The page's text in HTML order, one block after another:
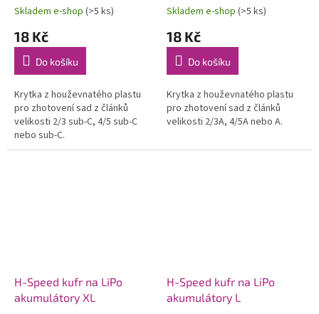
Skladem e-shop (>5 ks)
18 Kč
Do košíku
Krytka z houževnatého plastu
pro zhotovení sad z článků
velikosti 2/3 sub-C, 4/5 sub-C
nebo sub-C.
Skladem e-shop (>5 ks)
18 Kč
Do košíku
Krytka z houževnatého plastu
pro zhotovení sad z článků
velikosti 2/3A, 4/5A nebo A.
H-Speed kufr na LiPo
akumulátory XL
H-Speed kufr na LiPo
akumulátory L